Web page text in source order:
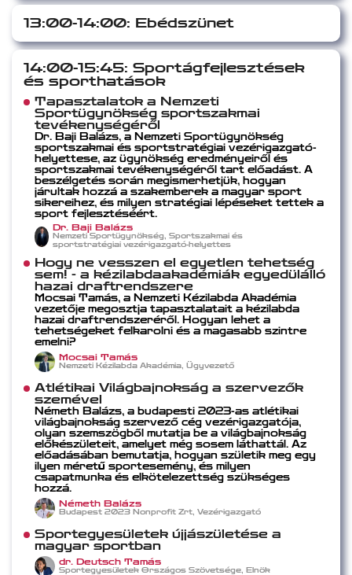
13:00-14:00: Ebédszünet
14:00-15:45: Sportágfejlesztések
és sporthatások
Tapasztalatok a Nemzeti
Sportügynökség sportszakmai
tevékenységéről
Dr. Baji Balázs, a Nemzeti Sportügynökség
sportszakmai és sportstratégiai vezérigazgató-
helyettese, az ügynökség eredményeiről és
sportszakmai tevékenységéről tart előadást. A
beszélgetés során megismerhetjük, hogyan
járultak hozzá a szakemberek a magyar sport
sikereihez, és milyen stratégiai lépéseket tettek a
sport fejlesztéséért.
Dr. Baji Balázs
Nemzeti Sportügynökség, Sportszakmai és
sportstratégiai vezérigazgató-helyettes
Hogy ne vesszen el egyetlen tehetség
sem! - a kézilabdaakadémiák egyedülálló
hazai draftrendszere
Mocsai Tamás, a Nemzeti Kézilabda Akadémia
vezetője megosztja tapasztalatait a kézilabda
hazai draftrendszeréről. Hogyan lehet a
tehetségeket felkarolni és a magasabb szintre
emelni?
Mocsai Tamás
Nemzeti Kézilabda Akadémia, Ügyvezető
Atlétikai Világbajnokság a szervezők
szemével
Németh Balázs, a budapesti 2023-as atlétikai
világbajnokság szervező cég vezérigazgatója,
olyan szemszögből mutatja be a világbajnokság
előkészületeit, amelyet még sosem láthattál. Az
előadásában bemutatja, hogyan születik meg egy
ilyen méretű sportesemény, és milyen
csapatmunka és elkötelezettség szükséges
hozzá.
Németh Balázs
Budapest 2023 Nonprofit Zrt, Vezérigazgató
Sportegyesületek újjászületése a
magyar sportban
dr. Deutsch Tamás
Sportegyesületek Országos Szövetsége, Elnök